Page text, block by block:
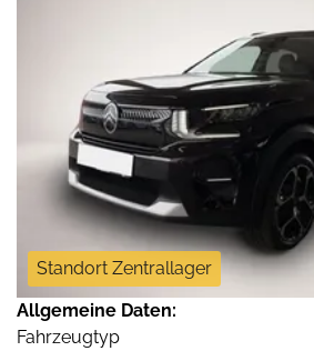
Standort Zentrallager
Allgemeine Daten:
Fahrzeugtyp